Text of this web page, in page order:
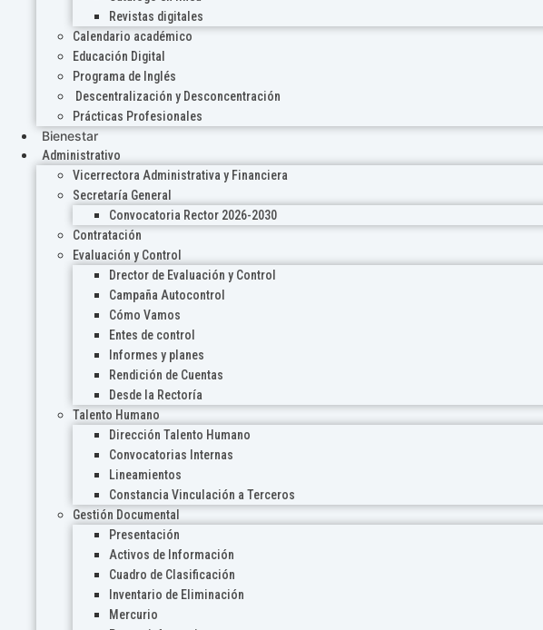
Revistas digitales
Calendario académico
Educación Digital
Programa de Inglés
Descentralización y Desconcentración
Prácticas Profesionales
Bienestar
Administrativo
Vicerrectora Administrativa y Financiera
Secretaría General
Convocatoria Rector 2026-2030
Contratación
Evaluación y Control
Drector de Evaluación y Control
Campaña Autocontrol
Cómo Vamos
Entes de control
Informes y planes
Rendición de Cuentas
Desde la Rectoría
Talento Humano
Dirección Talento Humano
Convocatorias Internas
Lineamientos
Constancia Vinculación a Terceros
Gestión Documental
Presentación
Activos de Información
Cuadro de Clasificación
Inventario de Eliminación
Mercurio